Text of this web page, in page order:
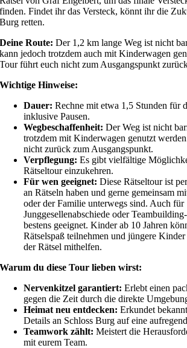
finden. Findet ihr das Versteck, könnt ihr die
Burg retten.
Deine Route: Der 1,2 km lange Weg ist nicht
kann jedoch trotzdem auch mit Kinderwagen
Tour führt euch nicht zum Ausgangspunkt
Wichtige Hinweise:
Dauer: Rechne mit etwa 1,5 Stunden für
inklusive Pausen.
Wegbeschaffenheit: Der Weg ist nicht
trotzdem mit Kinderwagen genutzt
nicht zurück zum Ausgangspunkt.
Verpflegung: Es gibt vielfältige
Rätseltour einzukehren.
Für wen geeignet: Diese Rätseltour ist
an Rätseln haben und gerne gemeinsam
oder der Familie unterwegs sind. Auch für
Junggesellenabschiede oder
bestens geeignet. Kinder ab 10 Jahren
Rätselspaß teilnehmen und jüngere
der Rätsel mithelfen.
Warum du diese Tour lieben wirst:
Nervenkitzel garantiert: Erlebt einen
gegen die Zeit durch die direkte
Heimat neu entdecken: Erkundet
Details an Schloss Burg auf eine
Teamwork zählt: Meistert die
mit eurem Team.